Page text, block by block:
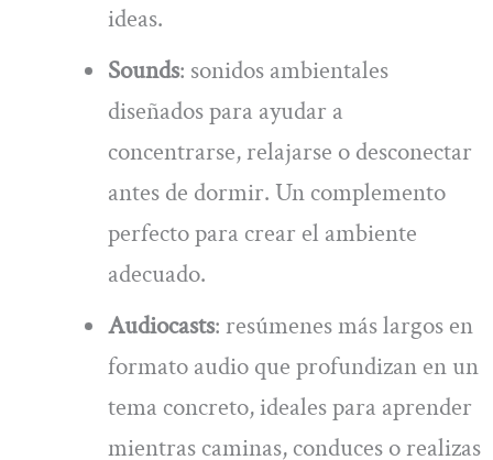
ideas.
Sounds: sonidos ambientales
diseñados para ayudar a
concentrarse, relajarse o desconectar
antes de dormir. Un complemento
perfecto para crear el ambiente
adecuado.
Audiocasts: resúmenes más largos en
formato audio que profundizan en un
tema concreto, ideales para aprender
mientras caminas, conduces o realizas